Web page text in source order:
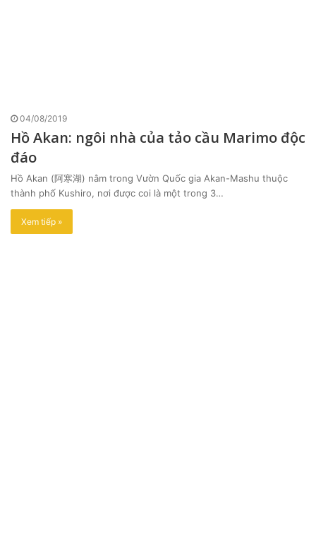
04/08/2019
Hồ Akan: ngôi nhà của tảo cầu Marimo độc
đáo
Hồ Akan (阿寒湖) nằm trong Vườn Quốc gia Akan-Mashu thuộc
thành phố Kushiro, nơi được coi là một trong 3…
Xem tiếp »